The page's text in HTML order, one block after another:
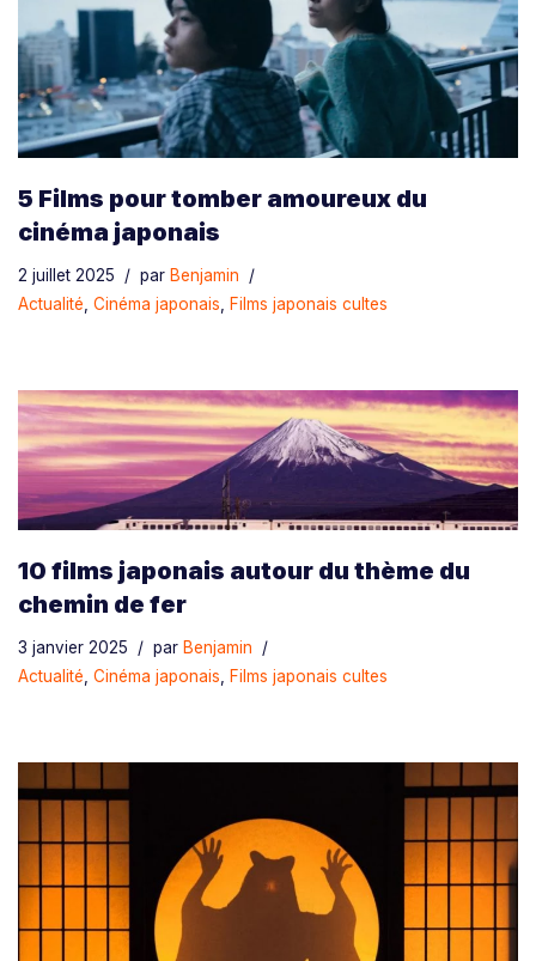
5 Films pour tomber amoureux du
cinéma japonais
2 juillet 2025 par Benjamin
Actualité Cinéma japonais Films japonais cultes
10 films japonais autour du thème du
chemin de fer
3 janvier 2025 par Benjamin
Actualité, Cinéma japonais, Films japonais cultes